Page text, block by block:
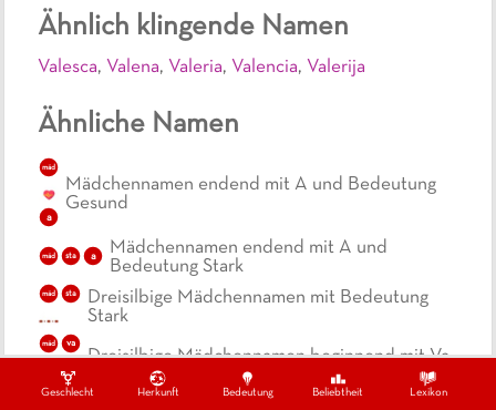
Geschlecht Herkunft Bedeutung Beliebtheit Lexikon
Ähnlich klingende Namen
Valesca, Valena, Valeria, Valencia, Valerija
Ähnliche Namen
mäd
a
Mädchennamen endend mit A und Bedeutung
Gesund
mäd sta a
Mädchennamen endend mit A und
Bedeutung Stark
mäd sta
Dreisilbige Mädchennamen mit Bedeutung
Stark
mäd va
Dreisilbige Mädchennamen beginnend mit Va
Mädchennamen beginnend mit V und